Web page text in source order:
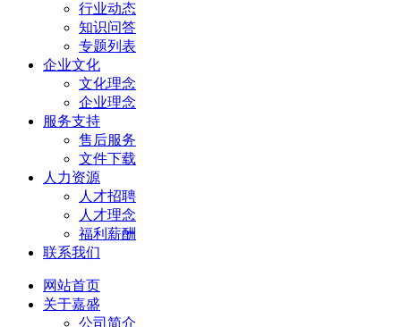
行业动态
知识问答
专题列表
企业文化
文化理念
企业理念
服务支持
售后服务
文件下载
人力资源
人才招聘
人才理念
福利薪酬
联系我们
网站首页
关于嘉盛
公司简介